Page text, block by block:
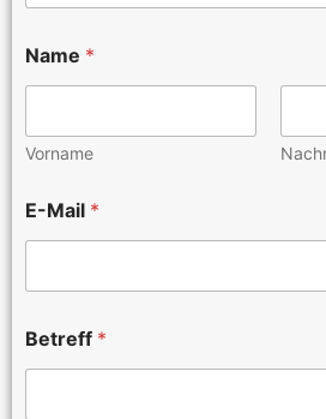
Name *
Vorname
E-Mail *
Betreff *